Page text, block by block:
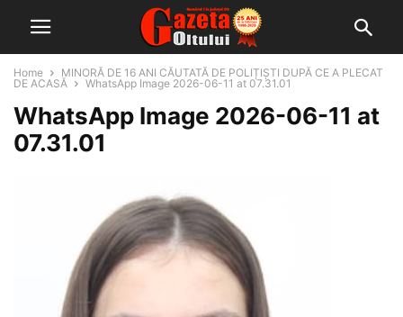
Home
MINORĂ DE 16 ANI CĂUTATĂ DE POLIȚIȘTI DUPĂ CE A PLECAT
DE ACASĂ
WhatsApp Image 2026-06-11 at 07.31.01
WhatsApp Image 2026-06-11 at
07.31.01